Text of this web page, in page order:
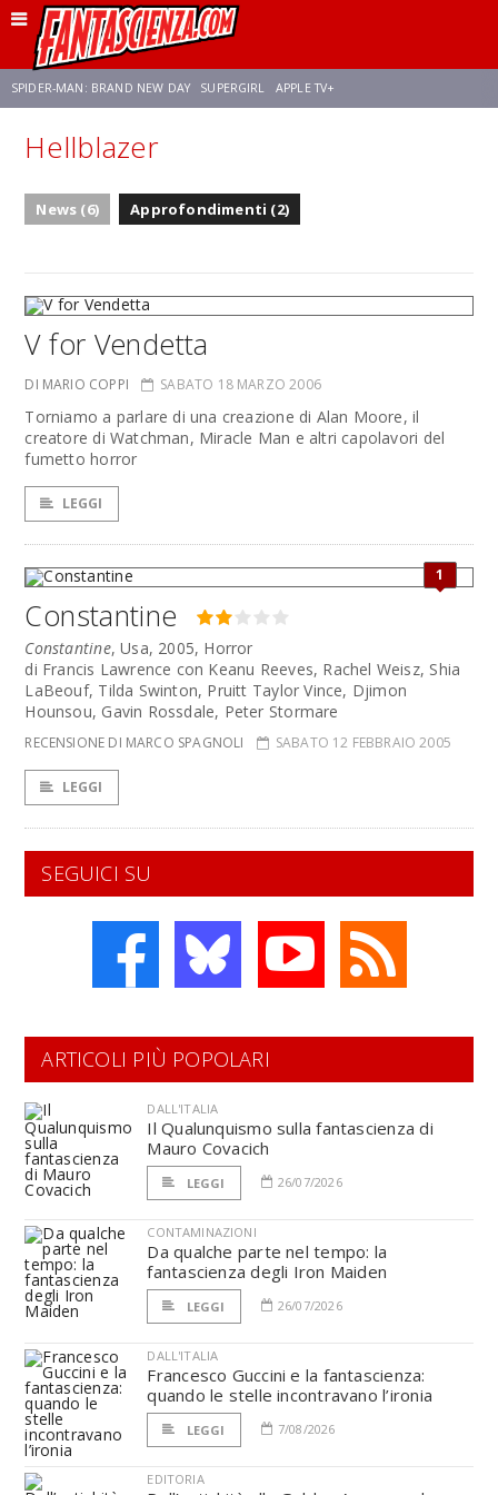
SPIDER-MAN: BRAND NEW DAY SUPERGIRL APPLE TV+
FRANCO RICCIARDIELLO
Hellblazer
News (6) Approfondimenti (2)
V for Vendetta
DI MARIO COPPI SABATO 18 MARZO 2006
Torniamo a parlare di una creazione di Alan Moore, il
creatore di Watchman, Miracle Man e altri capolavori del
fumetto horror
LEGGI
1
Constantine
Constantine, Usa, 2005, Horror
di Francis Lawrence con Keanu Reeves, Rachel Weisz, Shia
LaBeouf, Tilda Swinton, Pruitt Taylor Vince, Djimon
Hounsou, Gavin Rossdale, Peter Stormare
RECENSIONE DI MARCO SPAGNOLI SABATO 12 FEBBRAIO 2005
LEGGI
SEGUICI SU
ARTICOLI PIÙ POPOLARI
DALL'ITALIA
Il Qualunquismo sulla fantascienza di
Mauro Covacich
LEGGI 26/07/2026
CONTAMINAZIONI
Da qualche parte nel tempo: la
fantascienza degli Iron Maiden
LEGGI 26/07/2026
DALL'ITALIA
Francesco Guccini e la fantascienza:
quando le stelle incontravano l’ironia
LEGGI 7/08/2026
EDITORIA